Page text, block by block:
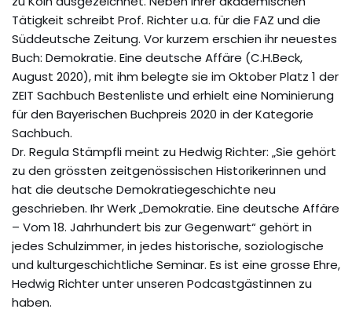
Tätigkeit schreibt Prof. Richter u.a. für die FAZ und die
Süddeutsche Zeitung. Vor kurzem erschien ihr neuestes
Buch: Demokratie. Eine deutsche Affäre (C.H.Beck,
August 2020), mit ihm belegte sie im Oktober Platz 1 der
ZEIT Sachbuch Bestenliste und erhielt eine Nominierung
für den Bayerischen Buchpreis 2020 in der Kategorie
Sachbuch.
Dr. Regula Stämpfli meint zu Hedwig Richter: „Sie gehört
zu den grössten zeitgenössischen Historikerinnen und
hat die deutsche Demokratiegeschichte neu
geschrieben. Ihr Werk „Demokratie. Eine deutsche Affäre
– Vom 18. Jahrhundert bis zur Gegenwart“ gehört in
jedes Schulzimmer, in jedes historische, soziologische
und kulturgeschichtliche Seminar. Es ist eine grosse Ehre,
Hedwig Richter unter unseren Podcastgästinnen zu
haben.